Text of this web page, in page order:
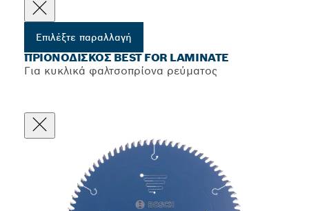
Επιλέξτε παραλλαγή
ΠΡΙΟΝΌΔΙΣΚΟΣ BEST FOR LAMINATE
Για κυκλικά φαλτσοπρίονα ρεύματος